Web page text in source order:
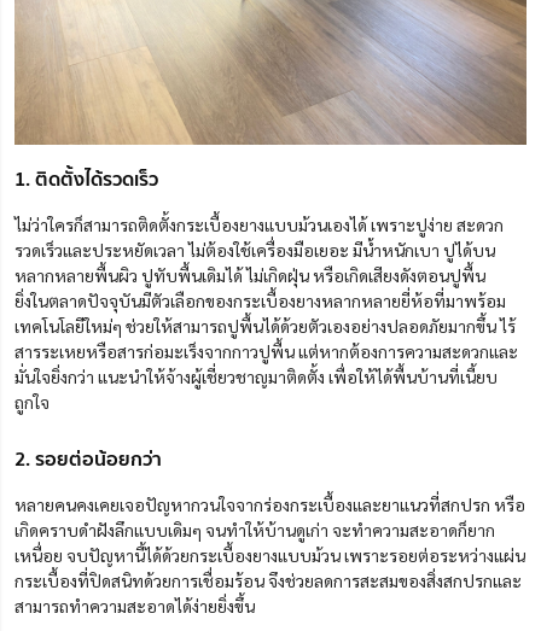
1. ติดตั้งได้รวดเร็ว
ไม่ว่าใครก็สามารถติดตั้งกระเบื้องยางแบบม้วนเองได้ เพราะปูง่าย สะดวก
รวดเร็วและประหยัดเวลา ไม่ต้องใช้เครื่องมือเยอะ มีน้ำหนักเบา ปูได้บน
หลากหลายพื้นผิว ปูทับพื้นเดิมได้ ไม่เกิดฝุ่น หรือเกิดเสียงดังตอนปูพื้น
ยิ่งในตลาดปัจจุบันมีตัวเลือกของกระเบื้องยางหลากหลายยี่ห้อที่มาพร้อม
เทคโนโลยีใหม่ๆ ช่วยให้สามารถปูพื้นได้ด้วยตัวเองอย่างปลอดภัยมากขึ้น ไร้
สารระเหยหรือสารก่อมะเร็งจากกาวปูพื้น แต่หากต้องการความสะดวกและ
มั่นใจยิ่งกว่า แนะนำให้จ้างผู้เชี่ยวชาญมาติดตั้ง เพื่อให้ได้พื้นบ้านที่เนี้ยบ
ถูกใจ
2. รอยต่อน้อยกว่า
หลายคนคงเคยเจอปัญหากวนใจจากร่องกระเบื้องและยาแนวที่สกปรก หรือ
เกิดคราบดำฝังลึกแบบเดิมๆ จนทำให้บ้านดูเก่า จะทำความสะอาดก็ยาก
เหนื่อย จบปัญหานี้ได้ด้วยกระเบื้องยางแบบม้วน เพราะรอยต่อระหว่างแผ่น
กระเบื้องที่ปิดสนิทด้วยการเชื่อมร้อน จึงช่วยลดการสะสมของสิ่งสกปรกและ
สามารถทำความสะอาดได้ง่ายยิ่งขึ้น